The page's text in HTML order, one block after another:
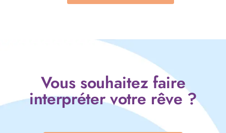
Vous souhaitez faire
interpréter votre rêve ?